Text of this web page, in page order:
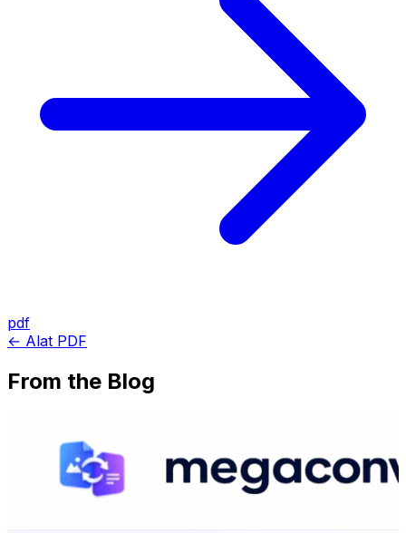
pdf
← Alat PDF
From the Blog